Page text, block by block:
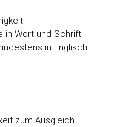
in Wort und Schrift
in Englisch
zum Ausgleich